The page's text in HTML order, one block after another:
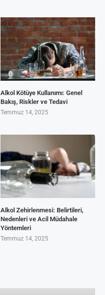
Alkol Kötüye Kullanımı: Genel
Bakış, Riskler ve Tedavi
Temmuz 14, 2025
Alkol Zehirlenmesi: Belirtileri,
Nedenleri ve Acil Müdahale
Yöntemleri
Temmuz 14, 2025